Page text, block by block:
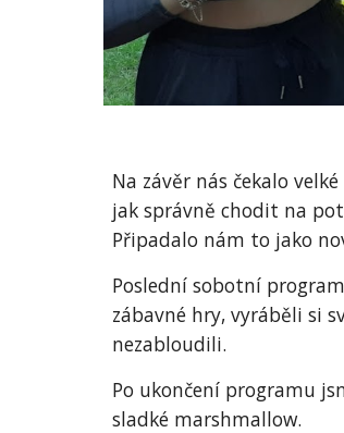
Na závěr nás čekalo
jak správně chodit na
Připadalo nám to jako
Poslední sobotní program
zábavné hry, vyráběli si
nezabloudili.
Po ukončení programu
sladké marshmallow.